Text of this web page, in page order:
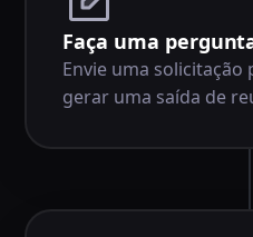
Faça uma
Envie uma solicitação
gerar uma saída de